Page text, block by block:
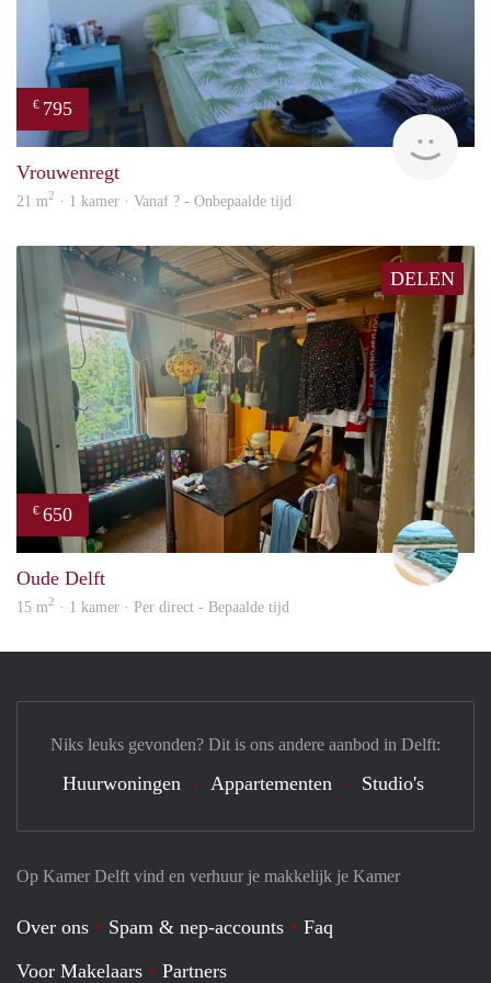
€ 795
Vrouwenregt
21 m2 · 1 kamer · Vanaf ? - Onbepaalde tijd
DELEN
€ 650
Oude Delft
15 m2 · 1 kamer · Per direct - Bepaalde tijd
Op Kamer Delft vind en verhuur je makkelijk je Kamer
Over ons Spam & nep-accounts
Faq
Voor Makelaars
Partners
Niks leuks gevonden? Dit is ons andere aanbod in Delft:
Huurwoningen Appartementen Studio's